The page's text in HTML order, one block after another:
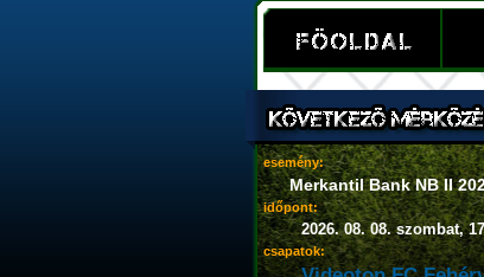
esemény:
Merkantil Bank NB II
időpont:
2026. 08. 08. szombat,
csapatok: